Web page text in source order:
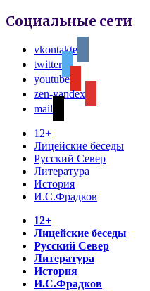
Социальные сети
vkontakte
twitter
youtube
zen-yandex
mail
12+
Лицейские беседы
Русский Север
Литература
История
И.С.Фрадков
12+
Лицейские беседы
Русский Север
Литература
История
И.С.Фрадков